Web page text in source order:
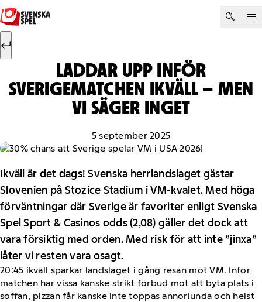
Hoppa till innehåll
Sök efter:
LADDAR UPP INFÖR
SVERIGEMATCHEN IKVÄLL – MEN
VI SÄGER INGET
5 september 2025
Ikväll är det dags! Svenska herrlandslaget gästar
Slovenien på Stozice Stadium i VM-kvalet. Med höga
förväntningar där Sverige är favoriter enligt Svenska
Spel Sport & Casinos odds (2,08) gäller det dock att
vara försiktig med orden. Med risk för att inte ”jinxa”
låter vi resten vara osagt.
20:45 ikväll sparkar landslaget i gång resan mot VM. Inför
matchen har vissa kanske strikt förbud mot att byta plats i
soffan, pizzan får kanske inte toppas annorlunda och helst